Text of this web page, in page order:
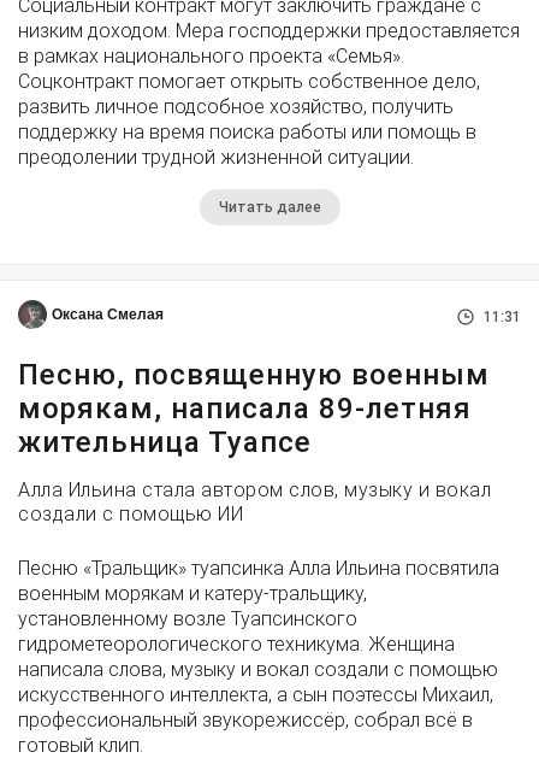
Социальный контракт могут заключить граждане с
низким доходом. Мера господдержки предоставляется
в рамках национального проекта «Семья».
Соцконтракт помогает открыть собственное дело,
развить личное подсобное хозяйство, получить
поддержку на время поиска работы или помощь в
преодолении трудной жизненной ситуации.
Читать далее
Оксана Смелая 11:31
Песню, посвященную военным
морякам, написала 89-летняя
жительница Туапсе
Алла Ильина стала автором слов, музыку и вокал
создали с помощью ИИ
Песню «Тральщик» туапсинка Алла Ильина посвятила
военным морякам и катеру-тральщику,
установленному возле Туапсинского
гидрометеорологического техникума. Женщина
написала слова, музыку и вокал создали с помощью
искусственного интеллекта, а сын поэтессы Михаил,
профессиональный звукорежиссёр, собрал всё в
готовый клип.